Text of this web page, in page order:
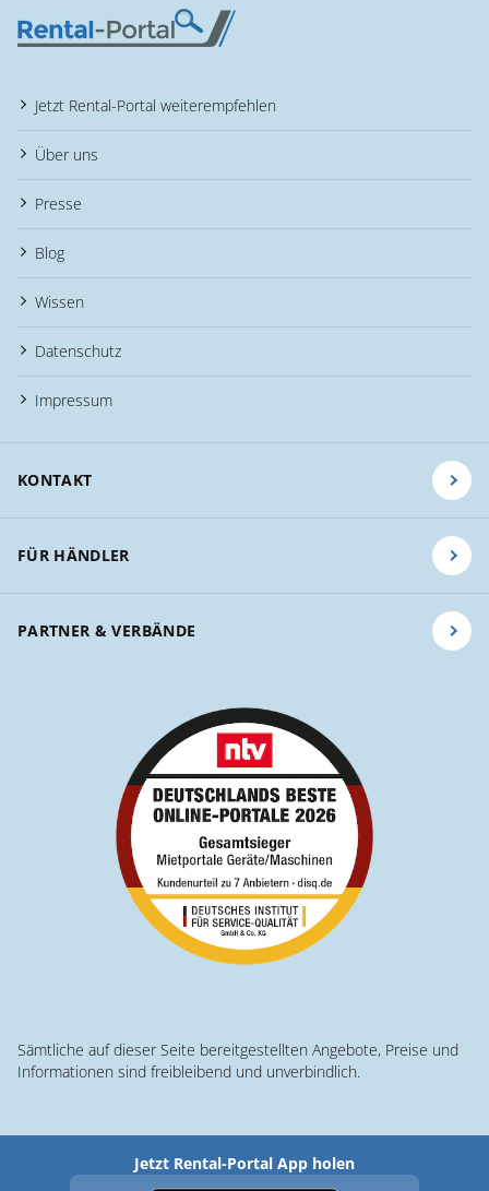
Jetzt Rental-Portal weiterempfehlen
Über uns
Presse
Blog
Wissen
Datenschutz
Impressum
KONTAKT
FÜR HÄNDLER
PARTNER & VERBÄNDE
Sämtliche auf dieser Seite bereitgestellten Angebote, Preise und
Informationen sind freibleibend und unverbindlich.
Jetzt Rental-Portal App holen